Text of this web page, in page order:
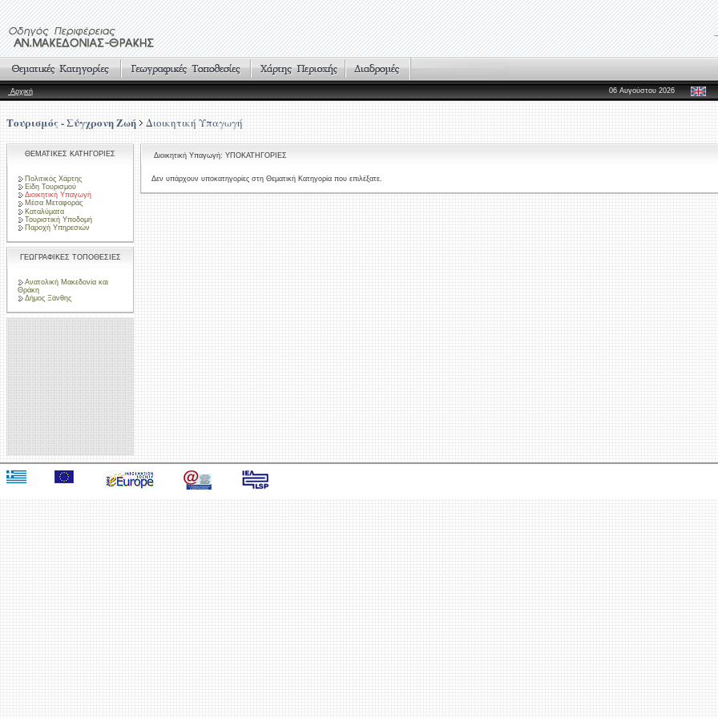
Αρχική 06 Αυγούστου 2026
Τουρισμός - Σύγχρονη Ζωή Διοικητική Υπαγωγή
ΘΕΜΑΤΙΚΕΣ ΚΑΤΗΓΟΡΙΕΣ
Πολιτικός Χάρτης
Είδη Τουρισμού
Διοικητική Υπαγωγή
Μέσα Μεταφοράς
Καταλύματα
Τουριστική Υποδομή
Παροχή Υπηρεσιών
ΓΕΩΓΡΑΦΙΚΕΣ ΤΟΠΟΘΕΣΙΕΣ
Ανατολική Μακεδονία και
Θράκη
Δήμος Ξάνθης
Διοικητική Υπαγωγή: ΥΠΟΚΑΤΗΓΟΡΙΕΣ
Δεν υπάρχουν υποκατηγορίες στη Θεματική Κατηγορία που επιλέξατε.